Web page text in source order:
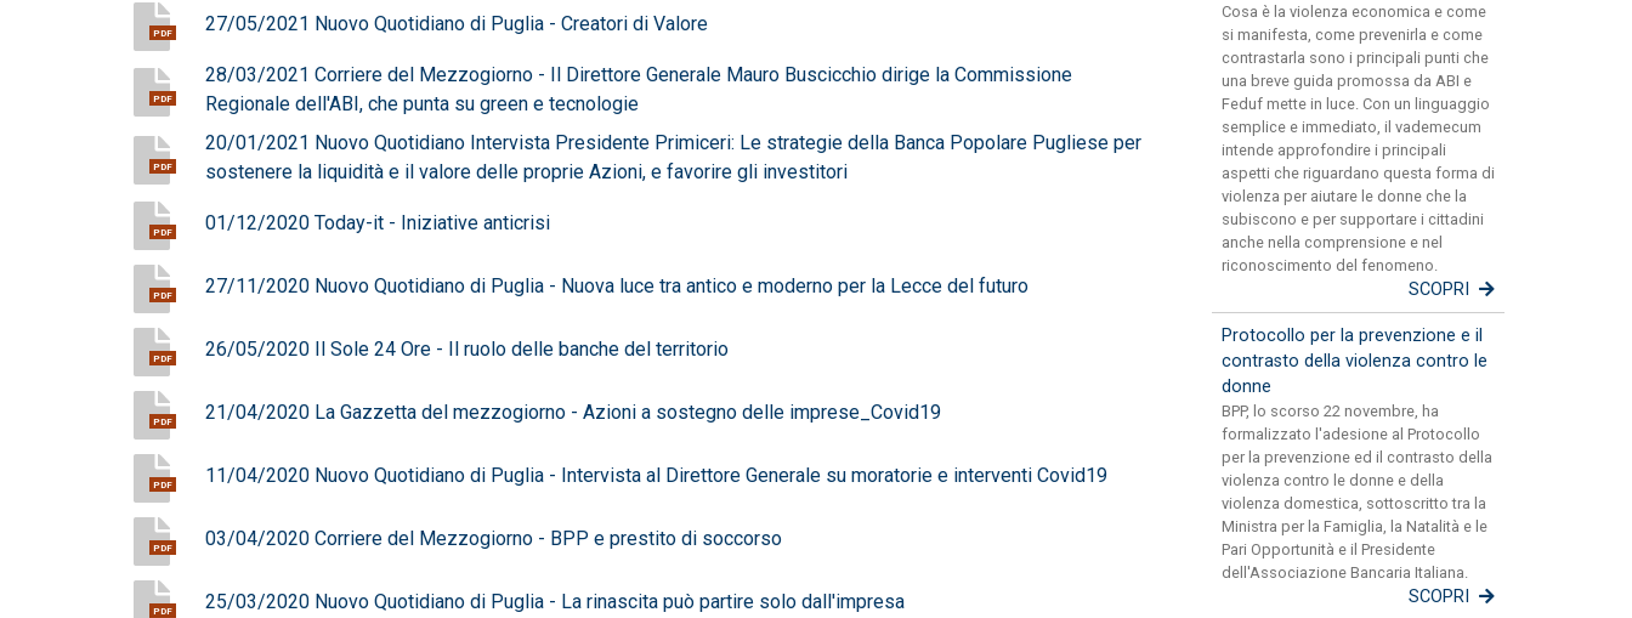
PDF 27/05/2021 Nuovo Quotidiano di Puglia - Creatori di Valore
PDF
28/03/2021 Corriere del Mezzogiorno - Il Direttore Generale Mauro Buscicchio dirige la Commissione
Regionale dell'ABI, che punta su green e tecnologie
PDF
20/01/2021 Nuovo Quotidiano Intervista Presidente Primiceri: Le strategie della Banca Popolare Pugliese per
sostenere la liquidità e il valore delle proprie Azioni, e favorire gli investitori
PDF 01/12/2020 Today-it - Iniziative anticrisi
PDF 27/11/2020 Nuovo Quotidiano di Puglia - Nuova luce tra antico e moderno per la Lecce del futuro
PDF 26/05/2020 Il Sole 24 Ore - Il ruolo delle banche del territorio
PDF 21/04/2020 La Gazzetta del mezzogiorno - Azioni a sostegno delle imprese_Covid19
PDF 11/04/2020 Nuovo Quotidiano di Puglia - Intervista al Direttore Generale su moratorie e interventi Covid19
PDF 03/04/2020 Corriere del Mezzogiorno - BPP e prestito di soccorso
PDF 25/03/2020 Nuovo Quotidiano di Puglia - La rinascita può partire solo dall'impresa
Cosa è la violenza economica e come
si manifesta, come prevenirla e come
contrastarla sono i principali punti che
una breve guida promossa da ABI e
Feduf mette in luce. Con un linguaggio
semplice e immediato, il vademecum
intende approfondire i principali
aspetti che riguardano questa forma di
violenza per aiutare le donne che la
subiscono e per supportare i cittadini
anche nella comprensione e nel
riconoscimento del fenomeno.
SCOPRI
Protocollo per la prevenzione e il
contrasto della violenza contro le
donne
BPP, lo scorso 22 novembre, ha
formalizzato l'adesione al Protocollo
per la prevenzione ed il contrasto della
violenza contro le donne e della
violenza domestica, sottoscritto tra la
Ministra per la Famiglia, la Natalità e le
Pari Opportunità e il Presidente
dell'Associazione Bancaria Italiana.
SCOPRI